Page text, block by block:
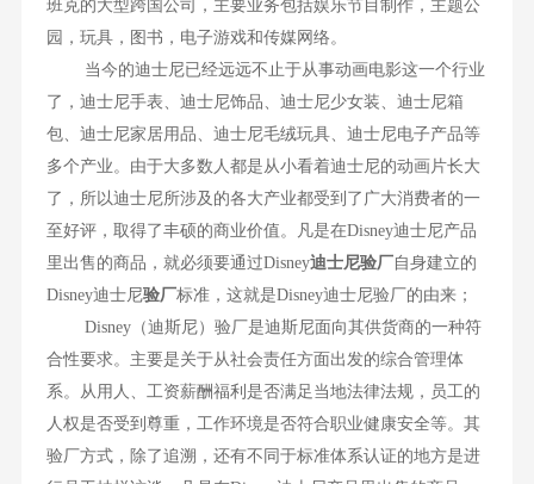
班克的大型跨国公司，主要业务包括娱乐节目制作，主题公
园，玩具，图书，电子游戏和传媒网络。
当今的迪士尼已经远远不止于从事动画电影这一个行业
了，迪士尼手表、迪士尼饰品、迪士尼少女装、迪士尼箱
包、迪士尼家居用品、迪士尼毛绒玩具、迪士尼电子产品等
多个产业。由于大多数人都是从小看着迪士尼的动画片长大
了，所以迪士尼所涉及的各大产业都受到了广大消费者的一
至好评，取得了丰硕的商业价值。凡是在Disney迪士尼产品
里出售的商品，就必须要通过Disney迪士尼验厂自身建立的
Disney迪士尼验厂标准，这就是Disney迪士尼验厂的由来；
Disney（迪斯尼）验厂是迪斯尼面向其供货商的一种符
合性要求。主要是关于从社会责任方面出发的综合管理体
系。从用人、工资薪酬福利是否满足当地法律法规，员工的
人权是否受到尊重，工作环境是否符合职业健康安全等。其
验厂方式，除了追溯，还有不同于标准体系认证的地方是进